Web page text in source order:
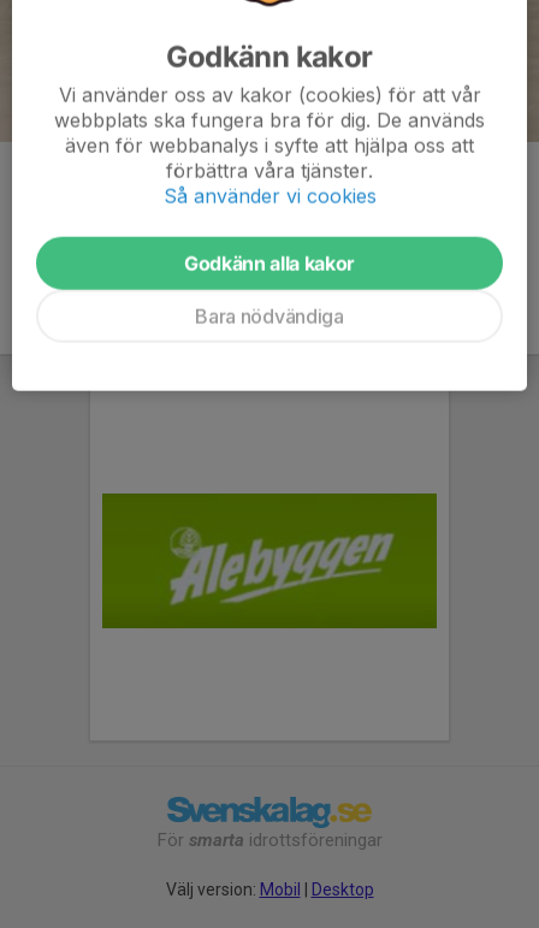
För smarta idrottsföreningar
Välj version: Mobil Desktop
Godkänn kakor
Vi använder oss av kakor (cookies) för att vår
webbplats ska fungera bra för dig. De används
även för webbanalys i syfte att hjälpa oss att
förbättra våra tjänster.
Så använder vi cookies
Godkänn alla kakor
Bara nödvändiga